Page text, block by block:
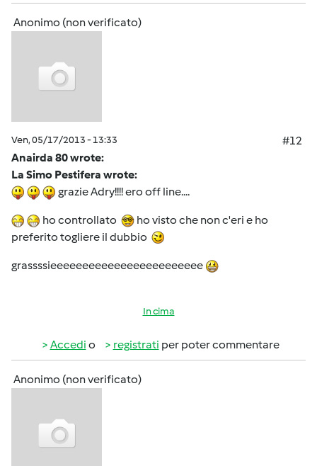
Anonimo (non verificato)
Ven, 05/17/2013 - 13:33
#12
Anairda 80 wrote:
La Simo Pestifera wrote:
grazie Adry!!!! ero off line....
ho controllato
ho visto che non c'eri e ho
preferito togliere il dubbio
grassssieeeeeeeeeeeeeeeeeeeeeeee
In cima
Accedi o registrati per poter commentare
Anonimo (non verificato)